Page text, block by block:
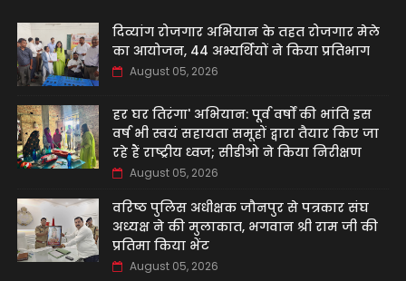
दिव्यांग रोजगार अभियान के तहत रोजगार मेले
का आयोजन, 44 अभ्यर्थियों ने किया प्रतिभाग
August 05, 2026
हर घर तिरंगा' अभियान: पूर्व वर्षों की भांति इस
वर्ष भी स्वयं सहायता समूहों द्वारा तैयार किए जा
रहे हैं राष्ट्रीय ध्वज; सीडीओ ने किया निरीक्षण
August 05, 2026
वरिष्ठ पुलिस अधीक्षक जौनपुर से पत्रकार संघ
अध्यक्ष ने की मुलाकात, भगवान श्री राम जी की
प्रतिमा किया भेंट
August 05, 2026